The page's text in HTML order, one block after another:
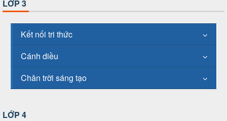
LỚP 3
Kết nối tri thức
Cánh diều
Chân trời sáng tạo
LỚP 4